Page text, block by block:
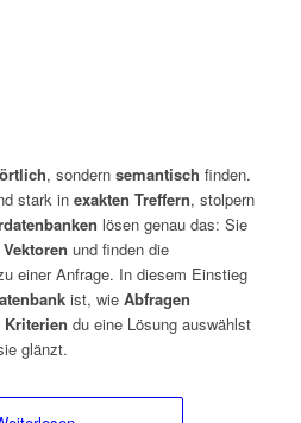
, sondern semantisch finden.
stark in exakten Treffern, stolpern
lösen genau das: Sie
Vektoren und finden die
einer Anfrage. In diesem Einstieg
ist, wie Abfragen
Kriterien du eine Lösung auswählst
glänzt.